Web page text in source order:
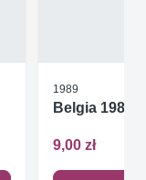
1989
Belgia 1989
9,00 zł